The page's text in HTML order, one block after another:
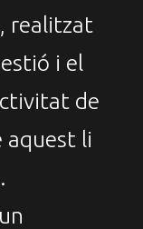
realitzat
i el
de
aquest li